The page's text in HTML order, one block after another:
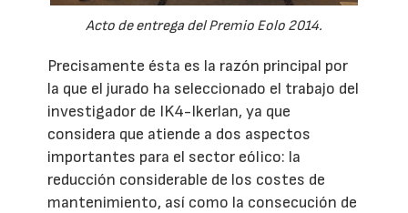
Acto de entrega del Premio Eolo 2014.
Precisamente ésta es la razón principal por
la que el jurado ha seleccionado el trabajo del
investigador de IK4-Ikerlan, ya que
considera que atiende a dos aspectos
importantes para el sector eólico: la
reducción considerable de los costes de
mantenimiento, así como la consecución de